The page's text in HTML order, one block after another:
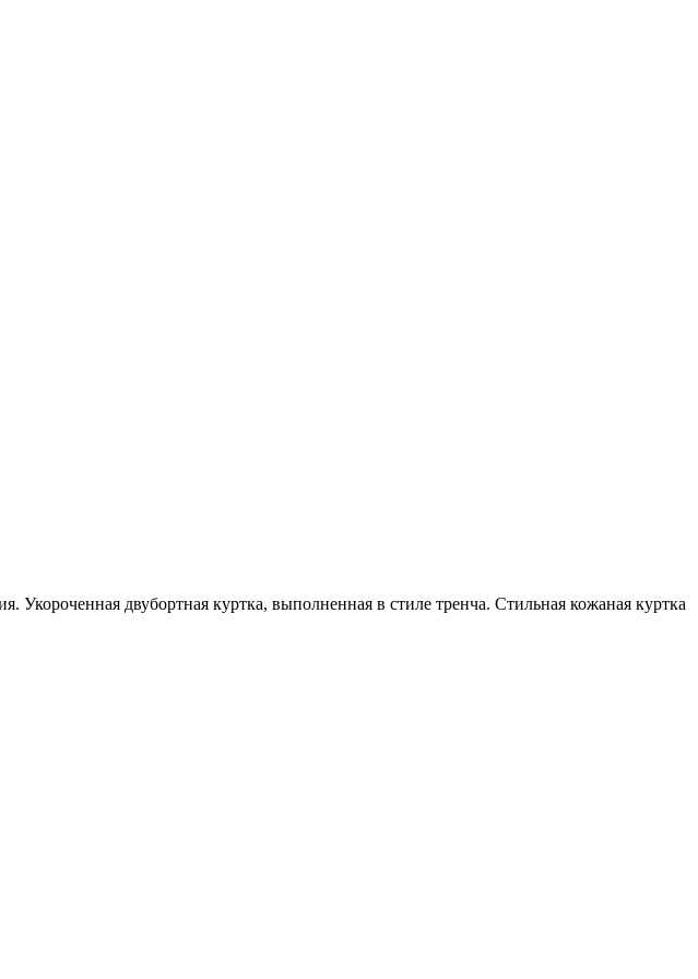
Укороченная двубортная куртка, выполненная в стиле тренча. Стильная кожаная куртка